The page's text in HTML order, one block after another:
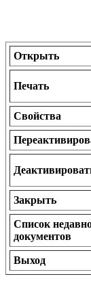
Открыть
Печать
Свойства
Закрыть
Список
документов
Выход